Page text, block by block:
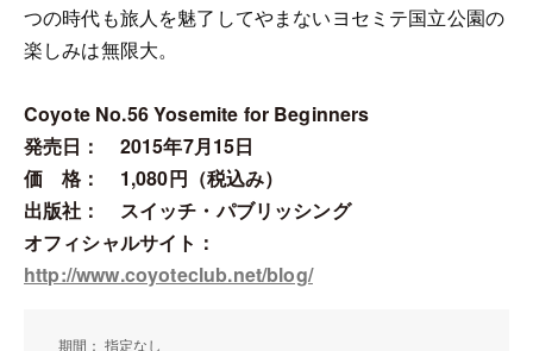
つの時代も旅人を魅了してやまないヨセミテ国立公園の
楽しみは無限大。
Coyote No.56 Yosemite for Beginners
発売日： 2015年7月15日
価 格： 1,080円（税込み）
出版社： スイッチ・パブリッシング
オフィシャルサイト：
http://www.coyoteclub.net/blog/
期間： 指定なし